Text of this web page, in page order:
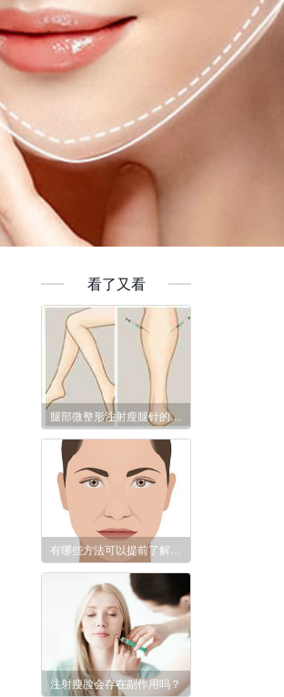
看了又看
腿部微整形注射瘦腿针的效果好吗？
注射瘦脸会存在副作用吗？